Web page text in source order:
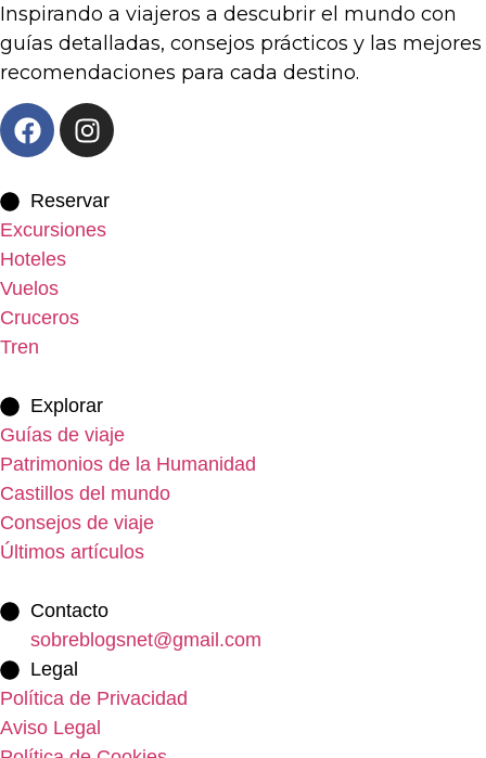
Inspirando a viajeros a descubrir el mundo con
guías detalladas, consejos prácticos y las mejores
recomendaciones para cada destino.
Reservar
Excursiones
Hoteles
Vuelos
Cruceros
Tren
Explorar
Guías de viaje
Patrimonios de la Humanidad
Castillos del mundo
Consejos de viaje
Últimos artículos
Contacto
sobreblogsnet@gmail.com
Legal
Política de Privacidad
Aviso Legal